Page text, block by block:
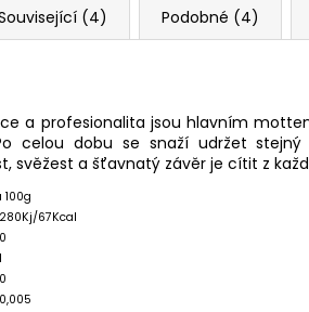
(4) Podobné (4)
a profesionalita jsou hlavním
celou dobu se snaží udržet
svěžest a šťavnatý závěr je cítit z
100g
280Kj/67Kcal
0
1
0
0,005